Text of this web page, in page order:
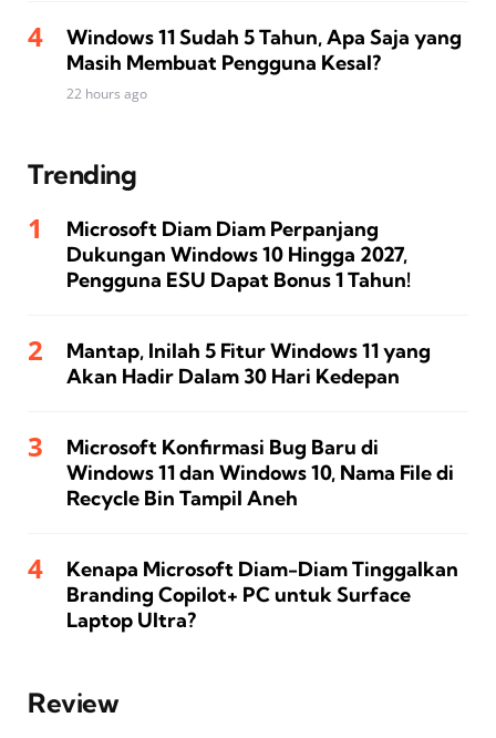
Windows 11 Sudah 5 Tahun, Apa Saja yang
Masih Membuat Pengguna Kesal?
22 hours ago
Trending
Microsoft Diam Diam Perpanjang
Dukungan Windows 10 Hingga 2027,
Pengguna ESU Dapat Bonus 1 Tahun!
Mantap, Inilah 5 Fitur Windows 11 yang
Akan Hadir Dalam 30 Hari Kedepan
Microsoft Konfirmasi Bug Baru di
Windows 11 dan Windows 10, Nama File di
Recycle Bin Tampil Aneh
Kenapa Microsoft Diam-Diam Tinggalkan
Branding Copilot+ PC untuk Surface
Laptop Ultra?
Review